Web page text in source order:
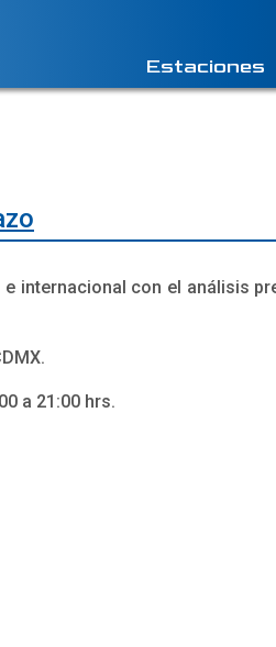
Estaciones
internacional con el análisis
a 21:00 hrs.